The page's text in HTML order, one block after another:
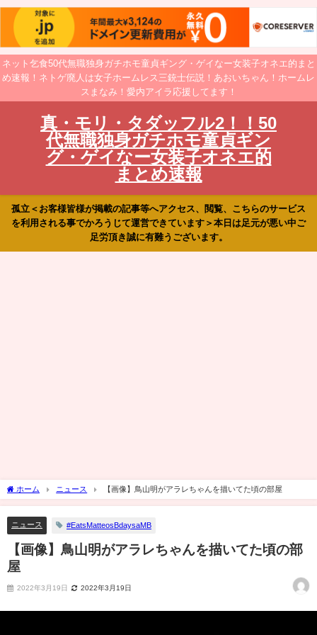
ネット乞食50代無職独身ガチホモ童貞ギング・ゲイなー女装子オネエ的まと
め速報！ネトゲ廃人は女子ホームレス三銃士伝説！あおいちゃん！ホームレ
スまなみ！愛内アイラ応援してます！
真・モリ・タダッフル2！！50
代無職独身ガチホモ童貞ギン
グ・ゲイなー女装子オネエ的
まとめ速報
孤立＜お客様皆様が掲載の記事等へアクセス、閲覧、こちらのサービス
を利用される事でかろうじて運営できています＞本日は足元が悪い中ご
足労頂き誠に有難うございます。
ホーム ニュース 【画像】鳥山明がアラレちゃんを描いてた頃の部屋
ニュース #EatsMatteosBdaysaMB
【画像】鳥山明がアラレちゃんを描いてた頃の部
屋
2022年3月19日 2022年3月19日